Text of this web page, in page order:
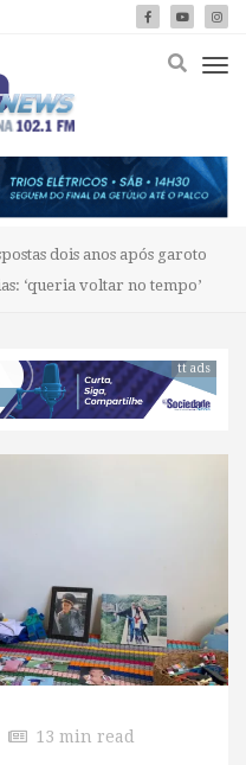
dois anos após garoto
‘queria voltar no tempo’
tt ads
13 min read